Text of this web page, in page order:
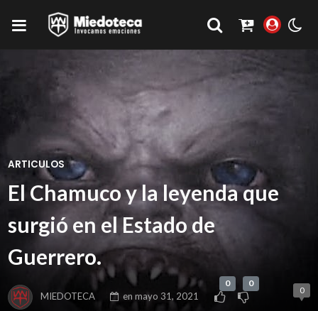
ARTICULOS
El Chamuco y la leyenda que
surgió en el Estado de
Guerrero.
MIEDOTECA en mayo 31, 2021
0 0
0